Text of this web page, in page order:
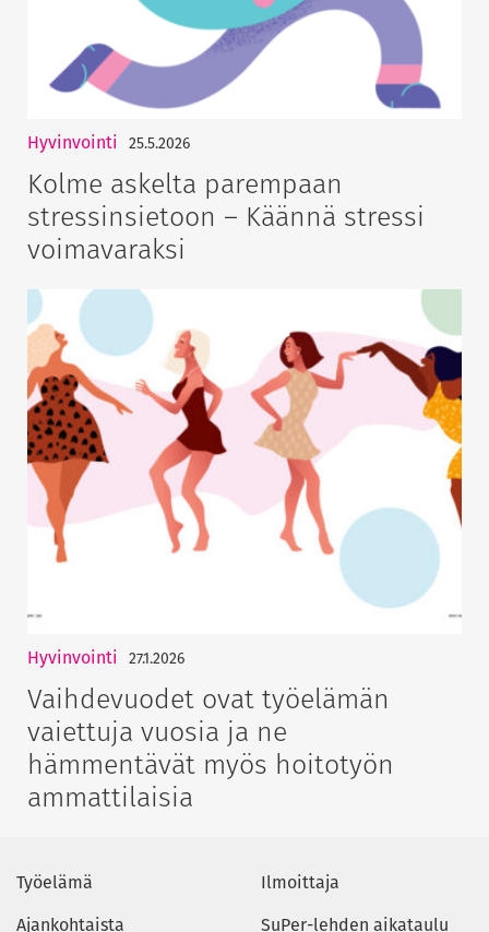
Hyvinvointi 25.5.2026
Kolme askelta parempaan
stressinsietoon – Käännä stressi
voimavaraksi
Hyvinvointi 27.1.2026
Vaihdevuodet ovat työelämän
vaiettuja vuosia ja ne
hämmentävät myös hoitotyön
ammattilaisia
Työelämä
Ajankohtaista
Ilmoittaja
SuPer-lehden aikataulu